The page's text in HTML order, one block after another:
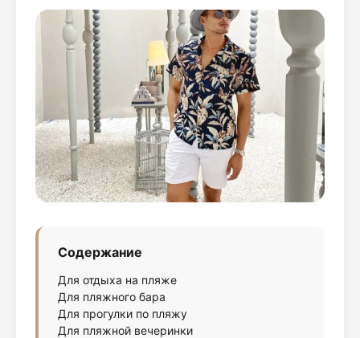
Содержание
Для отдыха на пляже
Для пляжного бара
Для прогулки по пляжу
Для пляжной вечеринки